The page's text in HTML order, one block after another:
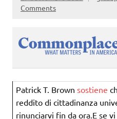
Comments
Patrick T. Brown sostiene
reddito di cittadinanza
rinunciarvi fin da ora.E se